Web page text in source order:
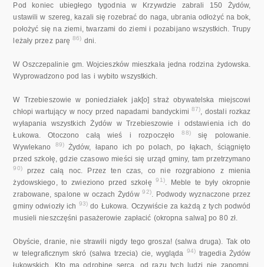
Pod koniec ubiegłego tygodnia w Krzywdzie zabrali 150 Żydów,
ustawili w szereg, kazali się rozebrać do naga, ubrania odłożyć na bok,
położyć się na ziemi, twarzami do ziemi i pozabijano wszystkich. Trupy
leżały przez parę86) dni.
W Oszczepalinie gm. Wojcieszków mieszkała jedna rodzina żydowska.
Wyprowadzono pod las i wybito wszystkich.
W Trzebieszowie w poniedziałek jak[o] straż obywatelska miejscowi
chłopi wartujący w nocy przed napadami bandyckimi87), dostali rozkaz
wyłapania wszystkich Żydów w Trzebieszowie i odstawienia ich do
Łukowa. Otoczono całą wieś i rozpoczęło88)się polowanie.
Wywlekano
89)Żydów, łapano ich po polach, po łąkach, ściągnięto
przed szkołę, gdzie czasowo mieści się urząd gminy, tam przetrzymano
90)przez całą noc. Przez ten czas, co nie rozgrabiono z mienia
żydowskiego, to zwieziono przed szkołę91). Meble te były okropnie
zrabowane, spalone w oczach Żydów92). Podwody wyznaczone przez
gminy odwiozły ich 93) do Łukowa. Oczywiście za każdą z tych podwód
musieli nieszczęśni pasażerowie zapłacić (okropna salwa] po 80 zł.
Obyście, dranie, nie strawili nigdy tego grosza! (salwa druga). Tak oto
w telegraficznym skró (salwa trzecia) cie, wygląda94) tragedia Żydów
łukowskich. Kto ma odrobinę serca, od razu tych ludzi nie zapomni,